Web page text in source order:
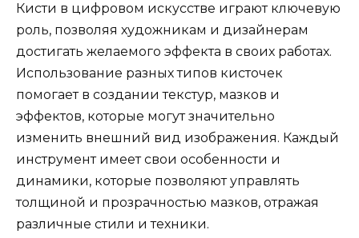
Кисти в цифровом искусстве играют ключевую
роль, позволяя художникам и дизайнерам
достигать желаемого эффекта в своих работах.
Использование разных типов кисточек
помогает в создании текстур, мазков и
эффектов, которые могут значительно
изменить внешний вид изображения. Каждый
инструмент имеет свои особенности и
динамики, которые позволяют управлять
толщиной и прозрачностью мазков, отражая
различные стили и техники.